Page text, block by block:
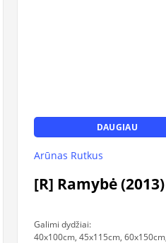
DAUGIAU
Arūnas Rutkus
[R] Ramybė (2013)
Galimi dydžiai:
40x100cm, 45x115cm, 60x150cm,